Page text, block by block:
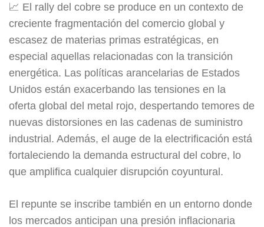
📈 El rally del cobre se produce en un contexto de
creciente fragmentación del comercio global y
escasez de materias primas estratégicas, en
especial aquellas relacionadas con la transición
energética. Las políticas arancelarias de Estados
Unidos están exacerbando las tensiones en la
oferta global del metal rojo, despertando temores de
nuevas distorsiones en las cadenas de suministro
industrial. Además, el auge de la electrificación está
fortaleciendo la demanda estructural del cobre, lo
que amplifica cualquier disrupción coyuntural.
El repunte se inscribe también en un entorno donde
los mercados anticipan una presión inflacionaria